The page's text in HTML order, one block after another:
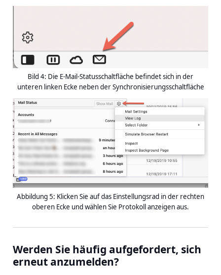
Bild 4: Die E-Mail-Statusschaltfläche befindet sich in der
unteren linken Ecke neben der Synchronisierungsschaltfläche
Abbildung 5: Klicken Sie auf das Einstellungsrad in der rechten
oberen Ecke und wählen Sie Protokoll anzeigen aus.
Werden Sie häufig aufgefordert, sich
erneut anzumelden?